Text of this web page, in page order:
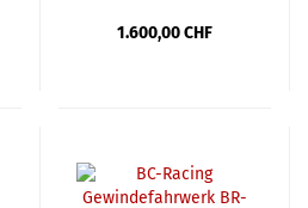
1.600,00 CHF